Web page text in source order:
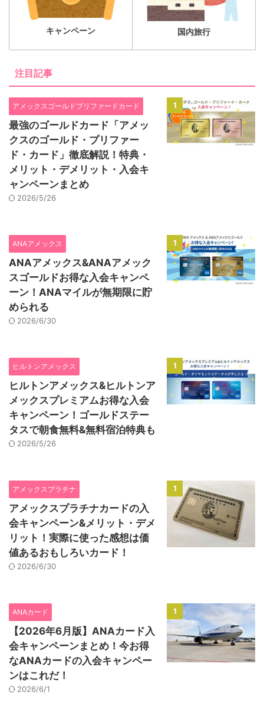
キャンペーン 国内旅行
注目記事
1
アメックスゴールドプリファードカード
最強のゴールドカード「アメッ
クスのゴールド・プリファー
ド・カード」徹底解説！特典・
メリット・デメリット・入会キ
ャンペーンまとめ
2026/5/26
1
ANAアメックス
ANAアメックス&ANAアメック
スゴールドお得な入会キャンペ
ーン！ANAマイルが無期限に貯
められる
2026/6/30
1
ヒルトンアメックス
ヒルトンアメックス&ヒルトンア
メックスプレミアムお得な入会
キャンペーン！ゴールドステー
タスで朝食無料&無料宿泊特典も
2026/5/26
1
アメックスプラチナ
アメックスプラチナカードの入
会キャンペーン&メリット・デメ
リット！実際に使った感想は価
値あるおもしろいカード！
2026/6/30
1
ANAカード
【2026年6月版】ANAカード入
会キャンペーンまとめ！今お得
なANAカードの入会キャンペー
ンはこれだ！
2026/6/1